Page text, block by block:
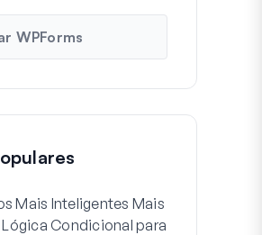
Mais Inteligentes Mais
Condicional para